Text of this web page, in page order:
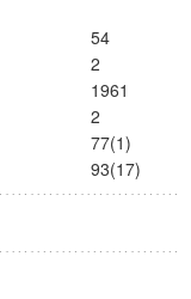
54
2
1961
2
77(1)
93(17)